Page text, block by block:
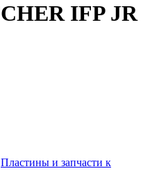
IFP JR
Пластины и запчасти к